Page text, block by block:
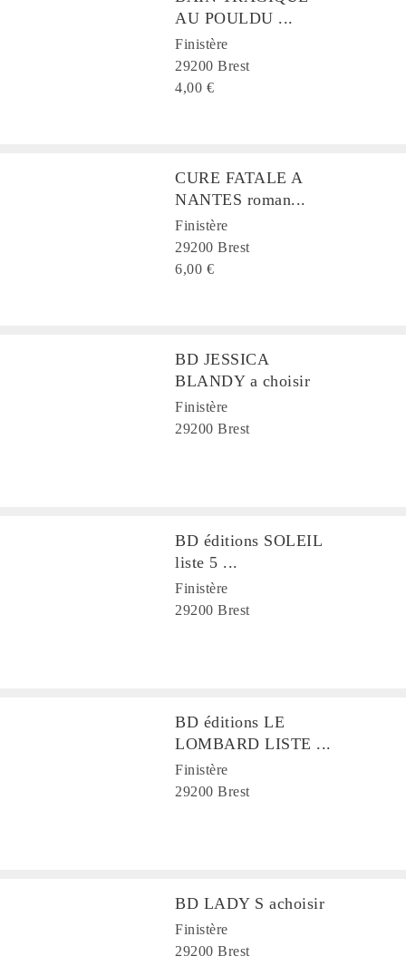
AU POULDU ...
Finistère
29200 Brest
4,00 €
CURE FATALE A
NANTES roman...
Finistère
29200 Brest
6,00 €
BD JESSICA
BLANDY a choisir
Finistère
29200 Brest
BD éditions SOLEIL
liste 5 ...
Finistère
29200 Brest
BD éditions LE
LOMBARD LISTE ...
Finistère
29200 Brest
BD LADY S achoisir
Finistère
29200 Brest